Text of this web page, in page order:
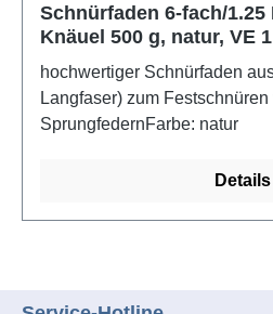
Schnürfaden 6-fach/1.25
Knäuel 500 g, natur, VE
Stück
hochwertiger Schnürfaden
Langfaser) zum Festschnüren
SprungfedernFarbe: natur
Details